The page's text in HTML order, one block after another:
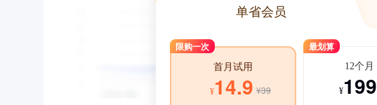
单省会员
限购一次
首月试用
¥14.9 ¥39
最划算
12个月
¥199